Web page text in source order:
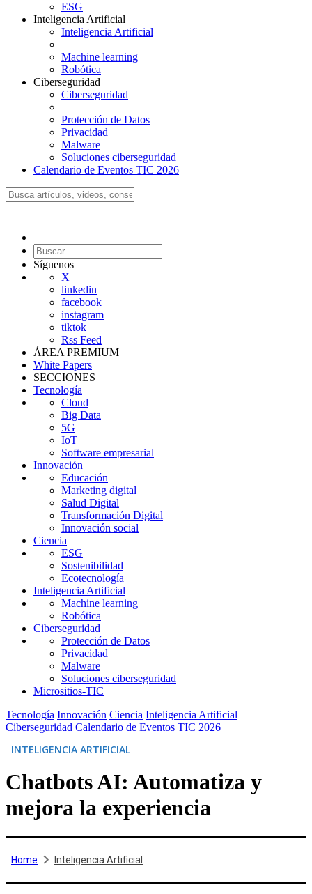
ESG
Inteligencia Artificial
Inteligencia Artificial
Machine learning
Robótica
Ciberseguridad
Ciberseguridad
Protección de Datos
Privacidad
Malware
Soluciones ciberseguridad
Calendario de Eventos TIC 2026
Síguenos
X
linkedin
facebook
instagram
tiktok
Rss Feed
ÁREA PREMIUM
White Papers
SECCIONES
Tecnología
Cloud
Big Data
5G
IoT
Software empresarial
Innovación
Educación
Marketing digital
Salud Digital
Transformación Digital
Innovación social
Ciencia
ESG
Sostenibilidad
Ecotecnología
Inteligencia Artificial
Machine learning
Robótica
Ciberseguridad
Protección de Datos
Privacidad
Malware
Soluciones ciberseguridad
Micrositios-TIC
Tecnología Innovación Ciencia Inteligencia Artificial
Ciberseguridad Calendario de Eventos TIC 2026
INTELIGENCIA ARTIFICIAL
Chatbots AI: Automatiza y
mejora la experiencia
Home Inteligencia Artificial